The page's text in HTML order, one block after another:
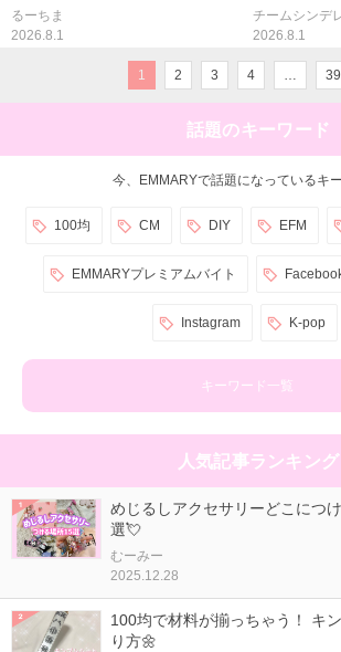
るーちま
2026.8.1
チームシンデ
2026.8.1
1 2 3 4 …
話題のキーワード
今、EMMARYで話題になっているキ
100均 CM DIY EFM
EMMARYプレミアムバイト
Instagram K-pop
キーワード一覧
人気記事ランキング
めじるしアクセサリーどこにつ
選💘
むーみー
2025.12.28
100均で材料が揃っちゃう！ キ
り方🌼